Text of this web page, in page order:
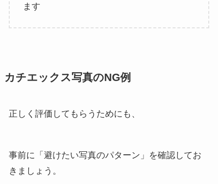
ます
カチエックス写真のNG例
正しく評価してもらうためにも、
事前に「避けたい写真のパターン」を確認してお
きましょう。